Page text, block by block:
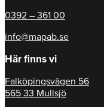
0392 – 361 00
info@mapab.se
Här finns vi
Falköpingsvägen 56
565 33 Mullsjö